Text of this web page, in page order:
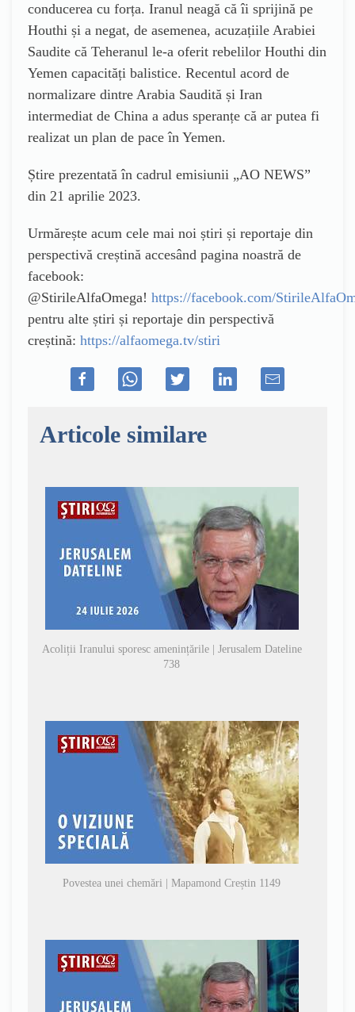
conducerea cu forța. Iranul neagă că îi sprijină pe
Houthi și a negat, de asemenea, acuzațiile Arabiei
Saudite că Teheranul le-a oferit rebelilor Houthi din
Yemen capacități balistice. Recentul acord de
normalizare dintre Arabia Saudită și Iran
intermediat de China a adus speranțe că ar putea fi
realizat un plan de pace în Yemen.
Știre prezentată în cadrul emisiunii „AO NEWS”
din 21 aprilie 2023.
Urmărește acum cele mai noi știri și reportaje din
perspectivă creștină accesând pagina noastră de
facebook:
@StirileAlfaOmega! https://facebook.com/
pentru alte știri și reportaje din perspectivă
creștină: https://alfaomega.tv/stiri
Articole similare
Acoliții Iranului sporesc amenințările | Jerusalem Dateline
738
Povestea unei chemări | Mapamond Creștin 1149